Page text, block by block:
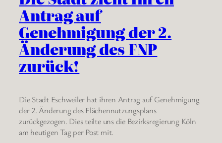
Antrag auf
Genehmigung der 2.
Änderung des FNP
zurück!
Die Stadt Eschweiler hat ihren Antrag auf Genehmigung
der 2. Änderung des Flächennutzungsplans
zurückgezogen. Dies teilte uns die Bezirksregierung Köln
am heutigen Tag per Post mit.